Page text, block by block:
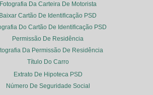
Fotografia Da Carteira De Motorista
Baixar Cartão De Identificação PSD
Do Cartão De Identificação PSD
Permissão De Residência
Da Permissão De Residência
Título Do Carro
Extrato De Hipoteca PSD
Número De Seguridade Social